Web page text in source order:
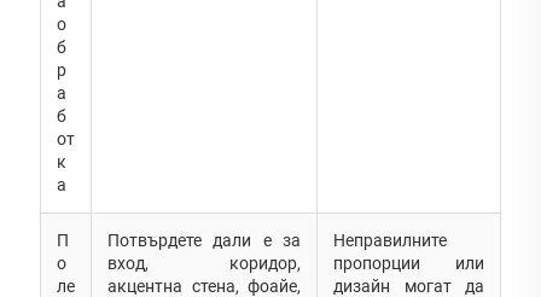
о
б
р
а
б
от
к
а
П
о
ле
Потвърдете дали е за
вход, коридор,
акцентна стена, фоайе,
Неправилните
пропорции или
дизайн могат да